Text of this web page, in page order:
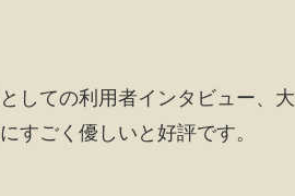
しての利用者インタビュー、大
ごく優しいと好評です。